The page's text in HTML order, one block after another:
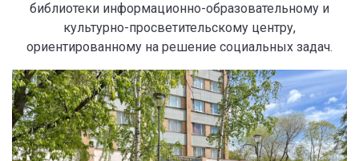
библиотеки информационно-образовательному и
культурно-просветительскому центру,
ориентированному на решение социальных задач.